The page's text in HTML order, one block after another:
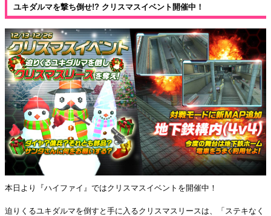
ユキダルマを撃ち倒せ!? クリスマスイベント開催中！
本日より『ハイファイ』ではクリスマスイベントを開催中！
迫りくるユキダルマを倒すと手に入るクリスマスリースは、「ステキなく